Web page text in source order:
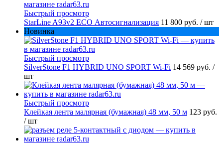
Быстрый просмотр
StarLine A93v2 ECO Автосигнализация 11 800 руб. / шт
Новинка
Быстрый просмотр
SilverStone F1 HYBRID UNO SPORT Wi-Fi 14 569 руб. /
шт
Быстрый просмотр
Клейкая лента малярная (бумажная) 48 мм, 50 м 123 руб.
/ шт